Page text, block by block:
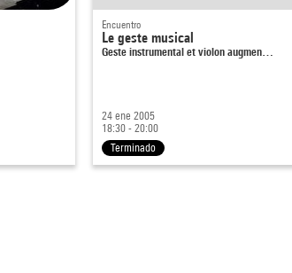
Encuentro
Le geste musical
Geste instrumental et violon augmen…
24 ene 2005
18:30 - 20:00
Terminado